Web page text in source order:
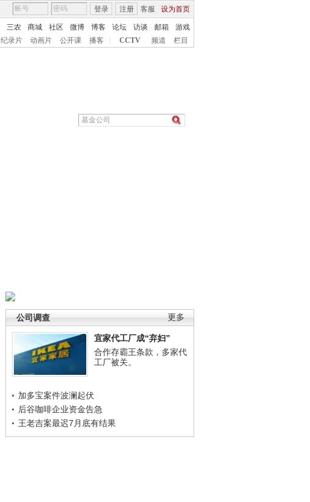
客服 设为首页
登录 注册
三农 商城 社区 微博 博客 论坛 访谈 邮箱
游戏
纪录片 动画片 公开课 播客 CCTV 频道 栏目
更多
公司调查
宜家代工厂成“弃妇”
合作存霸王条款，多家代
工厂被关。
加多宝案件波澜起伏
后谷咖啡企业资金告急
王老吉案最迟7月底有结果